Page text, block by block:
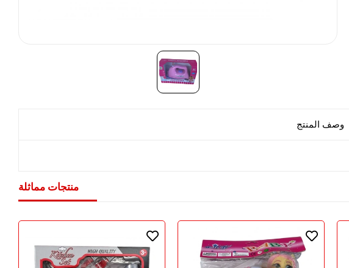
وصف المنتج
منتجات مماثلة